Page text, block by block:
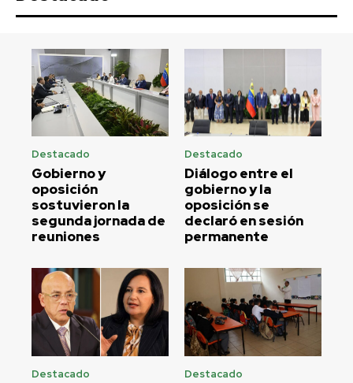
Destacado
Gobierno y
oposición
sostuvieron la
segunda jornada de
reuniones
Destacado
Diálogo entre el
gobierno y la
oposición se
declaró en sesión
permanente
Destacado Destacado